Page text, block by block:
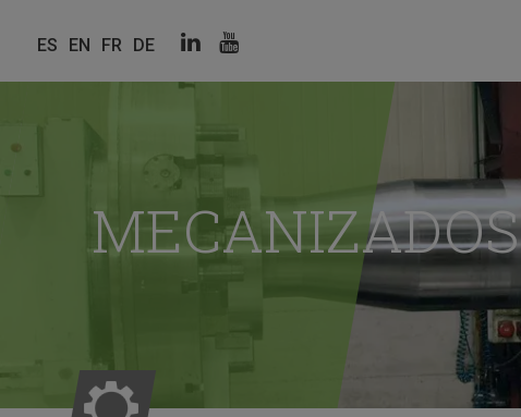
ES EN FR DE
MECANIZADOS